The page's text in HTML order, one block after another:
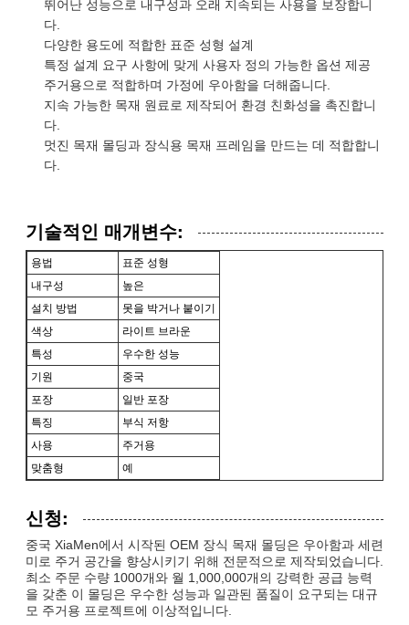
뛰어난 성능으로 내구성과 오래 지속되는 사용을 보장합니
다.
다양한 용도에 적합한 표준 성형 설계
특정 설계 요구 사항에 맞게 사용자 정의 가능한 옵션 제공
주거용으로 적합하며 가정에 우아함을 더해줍니다.
지속 가능한 목재 원료로 제작되어 환경 친화성을 촉진합니
다.
멋진 목재 몰딩과 장식용 목재 프레임을 만드는 데 적합합니
다.
기술적인 매개변수:
용법
표준 성형
내구성
높은
설치 방법
못을 박거나 붙이기
색상
라이트 브라운
특성
우수한 성능
기원
중국
포장
일반 포장
특징
부식 저항
사용
주거용
맞춤형
예
신청:
중국 XiaMen에서 시작된 OEM 장식 목재 몰딩은 우아함과 세련
미로 주거 공간을 향상시키기 위해 전문적으로 제작되었습니다.
최소 주문 수량 1000개와 월 1,000,000개의 강력한 공급 능력
을 갖춘 이 몰딩은 우수한 성능과 일관된 품질이 요구되는 대규
모 주거용 프로젝트에 이상적입니다.